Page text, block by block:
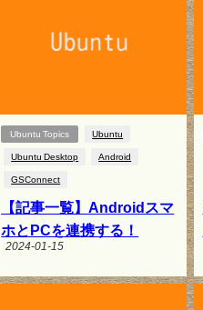
Ubuntu Topics Ubuntu
Ubuntu Desktop Android
GSConnect
【記事一覧】Androidスマ
ホとPCを連携する！
2024-01-15